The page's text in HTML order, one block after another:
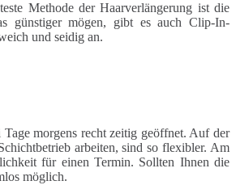
Methode der Haarverlängerung ist die
günstiger mögen, gibt es auch Clip-In-
und seidig an.
morgens recht zeitig geöffnet. Auf der
arbeiten, sind so flexibler. Am
für einen Termin. Sollten Ihnen die
möglich.